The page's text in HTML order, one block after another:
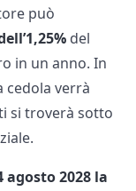
può
del
in un anno. In
cedola verrà
si troverà sotto
2028 la